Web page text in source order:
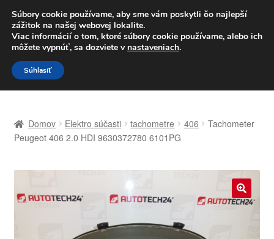
DOPRAVA od 6 EUR
Po–Pi 09:00–16:00 233 221 276
Preskočiť
na
navigáciu
Preskočiť
na
obsah
Celosvetová preprava
Kontakt
Domov Elektro súčasti tachometre 406
Tachometer
Peugeot 406 2.0 HDI 9630372780 6101PG
🔍
Súbory cookie používame, aby sme vám poskytli čo najlepší
zážitok na našej webovej lokalite.
Viac informácií o tom, ktoré súbory cookie používame, alebo ich
môžete vypnúť, sa dozviete v nastaveniach.
Súhlasiť